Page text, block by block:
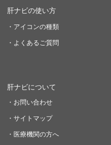
肝ナビの使い方
・アイコンの種類
・よくあるご質問
肝ナビについて
・お問い合わせ
・サイトマップ
・医療機関の方へ